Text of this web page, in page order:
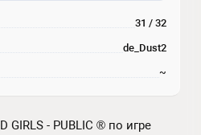
GIRLS - PUBLIC ® по игре
31 / 32
de_Dust2
~